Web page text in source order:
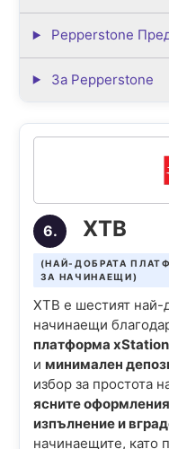
Pepperstone
За Pepperstone
6. XTB
(НАЙ-ДОБРАТА
ЗА НАЧИНАЕЩИ)
XTB е шестият най-
начинаещи
платформа
и минимален
избор за простота
ясните
изпълнение и
начинаещите, като